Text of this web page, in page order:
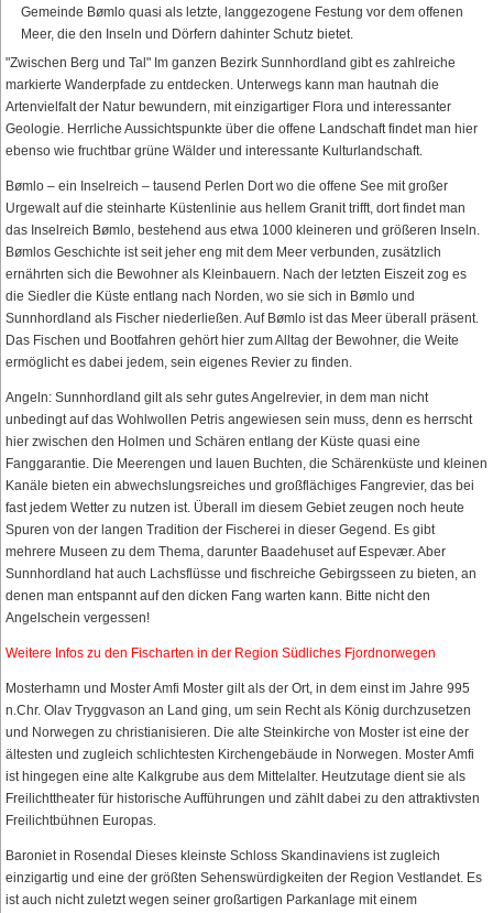
Gemeinde Bømlo quasi als letzte, langgezogene Festung vor dem offenen
Meer, die den Inseln und Dörfern dahinter Schutz bietet.
"Zwischen Berg und Tal" Im ganzen Bezirk Sunnhordland gibt es zahlreiche
markierte Wanderpfade zu entdecken. Unterwegs kann man hautnah die
Artenvielfalt der Natur bewundern, mit einzigartiger Flora und interessanter
Geologie. Herrliche Aussichtspunkte über die offene Landschaft findet man hier
ebenso wie fruchtbar grüne Wälder und interessante Kulturlandschaft.
Bømlo – ein Inselreich – tausend Perlen Dort wo die offene See mit großer
Urgewalt auf die steinharte Küstenlinie aus hellem Granit trifft, dort findet man
das Inselreich Bømlo, bestehend aus etwa 1000 kleineren und größeren Inseln.
Bømlos Geschichte ist seit jeher eng mit dem Meer verbunden, zusätzlich
ernährten sich die Bewohner als Kleinbauern. Nach der letzten Eiszeit zog es
die Siedler die Küste entlang nach Norden, wo sie sich in Bømlo und
Sunnhordland als Fischer niederließen. Auf Bømlo ist das Meer überall präsent.
Das Fischen und Bootfahren gehört hier zum Alltag der Bewohner, die Weite
ermöglicht es dabei jedem, sein eigenes Revier zu finden.
Angeln: Sunnhordland gilt als sehr gutes Angelrevier, in dem man nicht
unbedingt auf das Wohlwollen Petris angewiesen sein muss, denn es herrscht
hier zwischen den Holmen und Schären entlang der Küste quasi eine
Fanggarantie. Die Meerengen und lauen Buchten, die Schärenküste und kleinen
Kanäle bieten ein abwechslungsreiches und großflächiges Fangrevier, das bei
fast jedem Wetter zu nutzen ist. Überall im diesem Gebiet zeugen noch heute
Spuren von der langen Tradition der Fischerei in dieser Gegend. Es gibt
mehrere Museen zu dem Thema, darunter Baadehuset auf Espevær. Aber
Sunnhordland hat auch Lachsflüsse und fischreiche Gebirgsseen zu bieten, an
denen man entspannt auf den dicken Fang warten kann. Bitte nicht den
Angelschein vergessen!
Weitere Infos zu den Fischarten in der Region Südliches Fjordnorwegen
Mosterhamn und Moster Amfi Moster gilt als der Ort, in dem einst im Jahre 995
n.Chr. Olav Tryggvason an Land ging, um sein Recht als König durchzusetzen
und Norwegen zu christianisieren. Die alte Steinkirche von Moster ist eine der
ältesten und zugleich schlichtesten Kirchengebäude in Norwegen. Moster Amfi
ist hingegen eine alte Kalkgrube aus dem Mittelalter. Heutzutage dient sie als
Freilichttheater für historische Aufführungen und zählt dabei zu den attraktivsten
Freilichtbühnen Europas.
Baroniet in Rosendal Dieses kleinste Schloss Skandinaviens ist zugleich
einzigartig und eine der größten Sehenswürdigkeiten der Region Vestlandet. Es
ist auch nicht zuletzt wegen seiner großartigen Parkanlage mit einem